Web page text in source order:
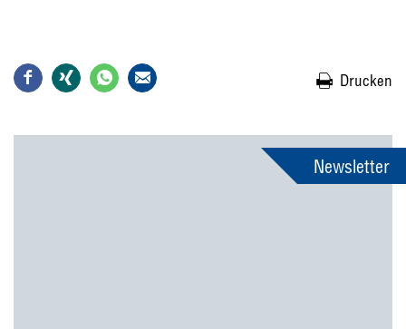
Drucken
Newsletter